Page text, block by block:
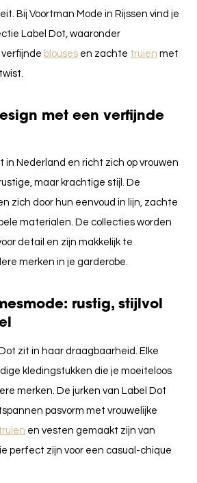
Bij Voortman Mode in Rijssen vind je
Label Dot, waaronder
, verfijnde blouses en zachte truien met
met een verfijnde
in Nederland en richt zich op vrouwen
maar krachtige stijl. De
zich door hun eenvoud in lijn, zachte
materialen. De collecties worden
detail en zijn makkelijk te
merken in je garderobe.
rustig, stijlvol
zit in haar draagbaarheid. Elke
kledingstukken die je moeiteloos
merken. De jurken van Label Dot
pasvorm met vrouwelijke
en vesten gemaakt zijn van
perfect zijn voor een casual-chique